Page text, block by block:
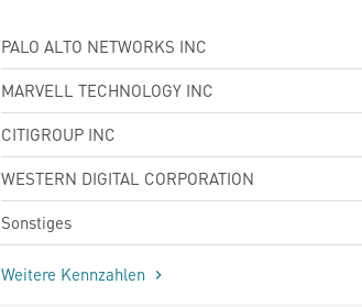
PALO ALTO NETWORKS INC
MARVELL TECHNOLOGY INC
CITIGROUP INC
WESTERN DIGITAL CORPORATION
Sonstiges
Weitere Kennzahlen